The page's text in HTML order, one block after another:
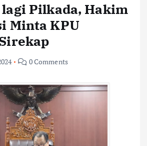
Pilkada, Hakim
Minta KPU
0 Comments